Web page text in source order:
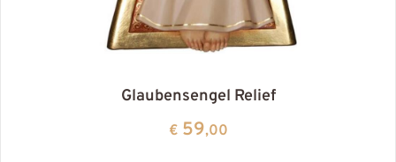
Glaubensengel Relief
€59,00